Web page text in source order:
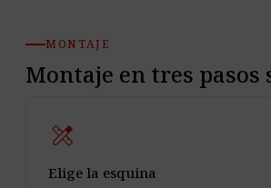
MONTAJE
Montaje en tres pasos
design_services
Elige la esquina